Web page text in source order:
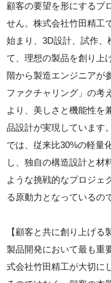
顧客の要望を形にするプ
せん。株式会社竹田精工
始まり、3D設計、試作、
て、理想の製品を創り上
階から製造エンジニアが
ファクチャリング」の考
より、美しさと機能性を
品設計が実現しています
では、従来比30%の軽量
し、独自の構造設計と材
ような挑戦的なプロジェ
る原動力となっているの
【顧客と共に創り上げる
製品開発において最も重
式会社竹田精工が大切に